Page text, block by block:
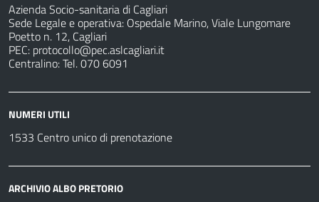
Azienda Socio-sanitaria di Cagliari
Sede Legale e operativa: Ospedale Marino, Viale Lungomare
Poetto n. 12, Cagliari
PEC: protocollo@pec.aslcagliari.it
Centralino: Tel. 070 6091
NUMERI UTILI
1533 Centro unico di prenotazione
ARCHIVIO ALBO PRETORIO